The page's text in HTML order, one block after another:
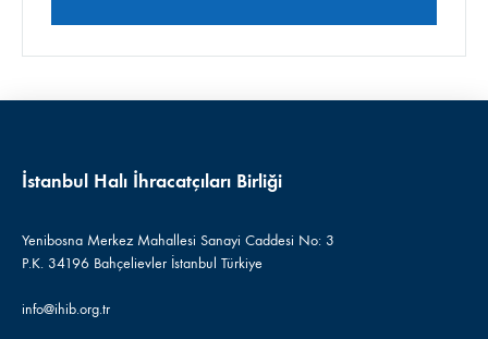
İstanbul Halı İhracatçıları Birliği
Yenibosna Merkez Mahallesi Sanayi Caddesi No: 3
P.K. 34196 Bahçelievler İstanbul Türkiye
info@ihib.org.tr